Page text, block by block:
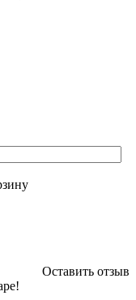
Оставить отзыв